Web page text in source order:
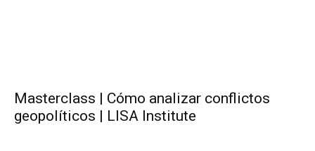
Masterclass | Cómo analizar conflictos
geopolíticos | LISA Institute